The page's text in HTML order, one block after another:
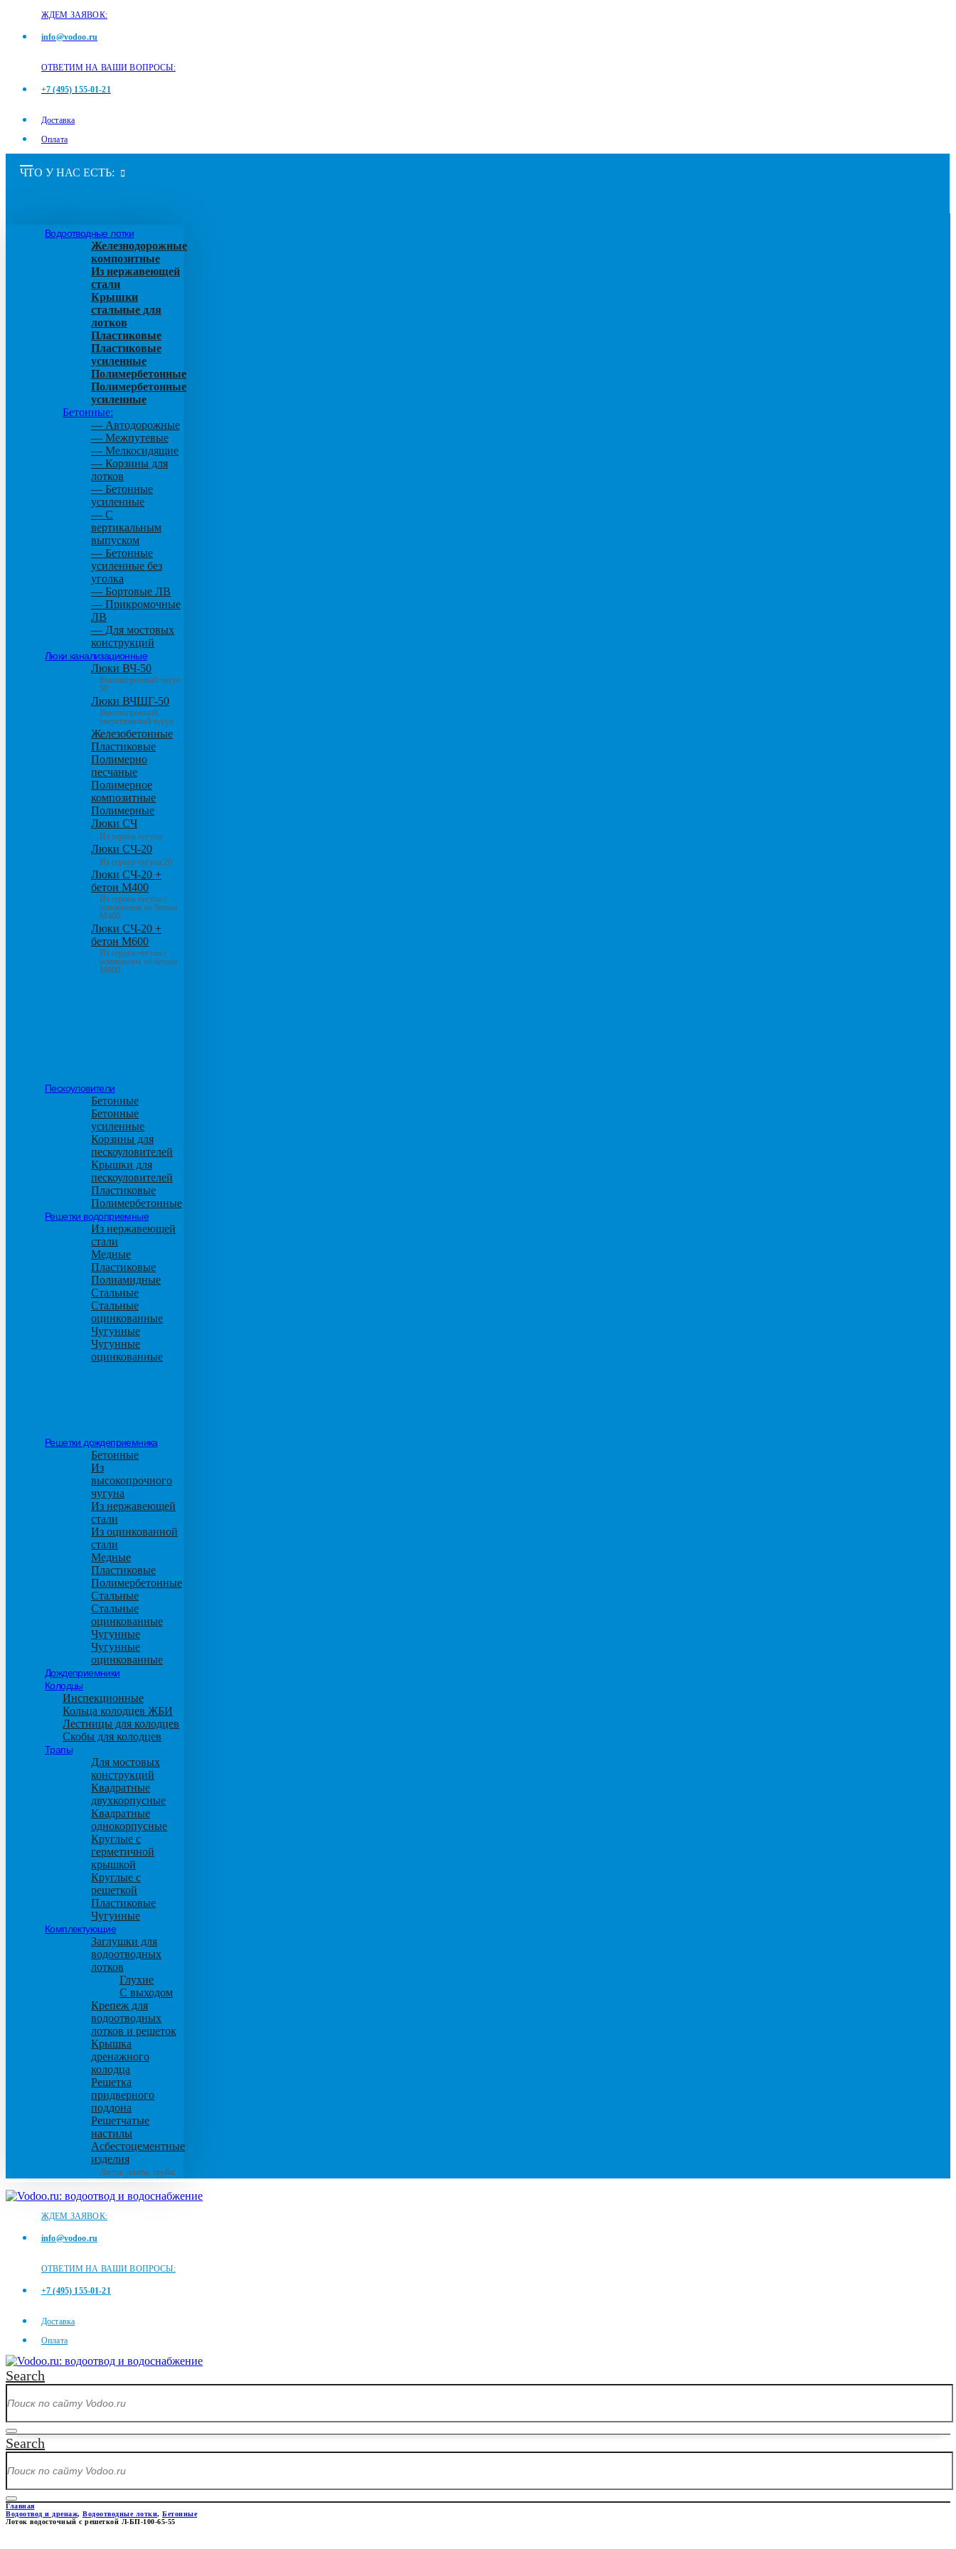
ЖДЕМ ЗАЯВОК:
info@vodoo.ru
ОТВЕТИМ НА ВАШИ ВОПРОСЫ:
+7 (495) 155-01-21
Доставка
Оплата
ЧТО У НАС ЕСТЬ:
Водоотводные лотки
Железнодорожные
композитные
Из нержавеющей
стали
Крышки
стальные для
лотков
Пластиковые
Пластиковые
усиленные
Полимербетонные
Полимербетонные
усиленные
Бетонные:
— Автодорожные
— Межпутевые
— Мелкосидящие
— Корзины для
лотков
— Бетонные
усиленные
— С
вертикальным
выпуском
— Бетонные
усиленные без
уголка
— Бортовые ЛВ
— Прикромочные
ЛВ
— Для мостовых
конструкций
Люки канализационные
Люки ВЧ-50
Высокопрочный чугун
50
Люки ВЧШГ-50
Высокопрочный
сверхтяжелый чугун
Железобетонные
Пластиковые
Полимерно
песчаные
Полимерное
композитные
Полимерные
Люки СЧ
Из серого чугуна
Люки СЧ-20
Из серого чугуна 20
Люки СЧ-20 +
бетон М400
Из серого чугуна с
основанием из бетона
М400
Люки СЧ-20 +
бетон М600
Из серого чугуна с
основанием из бетона
М600
Пескоуловители
Бетонные
Бетонные
усиленные
Корзины для
пескоуловителей
Крышки для
пескоуловителей
Пластиковые
Полимербетонные
Решетки водоприемные
Из нержавеющей
стали
Медные
Пластиковые
Полиамидные
Стальные
Стальные
оцинкованные
Чугунные
Чугунные
оцинкованные
Решетки дождеприемника
Бетонные
Из
высокопрочного
чугуна
Из нержавеющей
стали
Из оцинкованной
стали
Медные
Пластиковые
Полимербетонные
Стальные
Стальные
оцинкованные
Чугунные
Чугунные
оцинкованные
Дождеприемники
Колодцы
Инспекционные
Кольца колодцев ЖБИ
Лестницы для колодцев
Скобы для колодцев
Трапы
Для мостовых
конструкций
Квадратные
двухкорпусные
Квадратные
однокорпусные
Круглые с
герметичной
крышкой
Круглые с
решеткой
Пластиковые
Чугунные
Комплектующие
Заглушки для
водоотводных
лотков
Глухие
С выходом
Крепеж для
водоотводных
лотков и решеток
Крышка
дренажного
колодца
Решетка
придверного
поддона
Решетчатые
настилы
Асбестоцементные
изделия
Листы, плиты, трубы
ЖДЕМ ЗАЯВОК:
info@vodoo.ru
ОТВЕТИМ НА ВАШИ ВОПРОСЫ:
+7 (495) 155-01-21
Доставка
Оплата
Search
Search
Главная
Водоотвод и дренаж, Водоотводные лотки, Бетонные
Лоток водосточный с решеткой Л-БП-100-65-55